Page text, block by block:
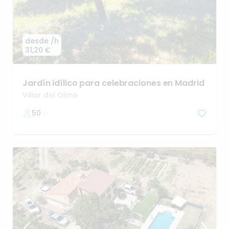
desde
31,20 €
/h
Jardín idílico para celebraciones en Madrid
Villar del Olmo
50